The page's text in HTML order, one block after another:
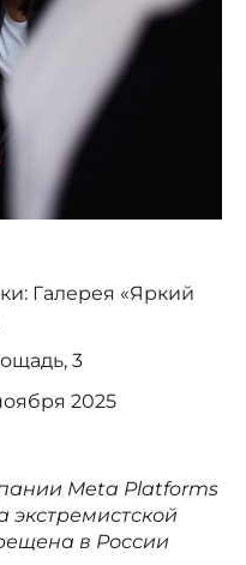
Галерея «Яркий
3
2025
Meta Platforms
экстремистской
в России